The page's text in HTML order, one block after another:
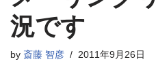
ス
キ
ッ
況です
by 斎藤 智彦 2011年9月26日